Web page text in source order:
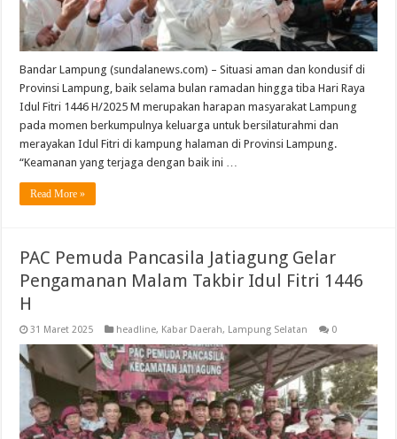
Bandar Lampung (sundalanews.com) – Situasi aman dan kondusif di
Provinsi Lampung, baik selama bulan ramadan hingga tiba Hari Raya
Idul Fitri 1446 H/2025 M merupakan harapan masyarakat Lampung
pada momen berkumpulnya keluarga untuk bersilaturahmi dan
merayakan Idul Fitri di kampung halaman di Provinsi Lampung.
“Keamanan yang terjaga dengan baik ini …
Read More »
PAC Pemuda Pancasila Jatiagung Gelar
Pengamanan Malam Takbir Idul Fitri 1446
H
31 Maret 2025 headline, Kabar Daerah, Lampung Selatan 0